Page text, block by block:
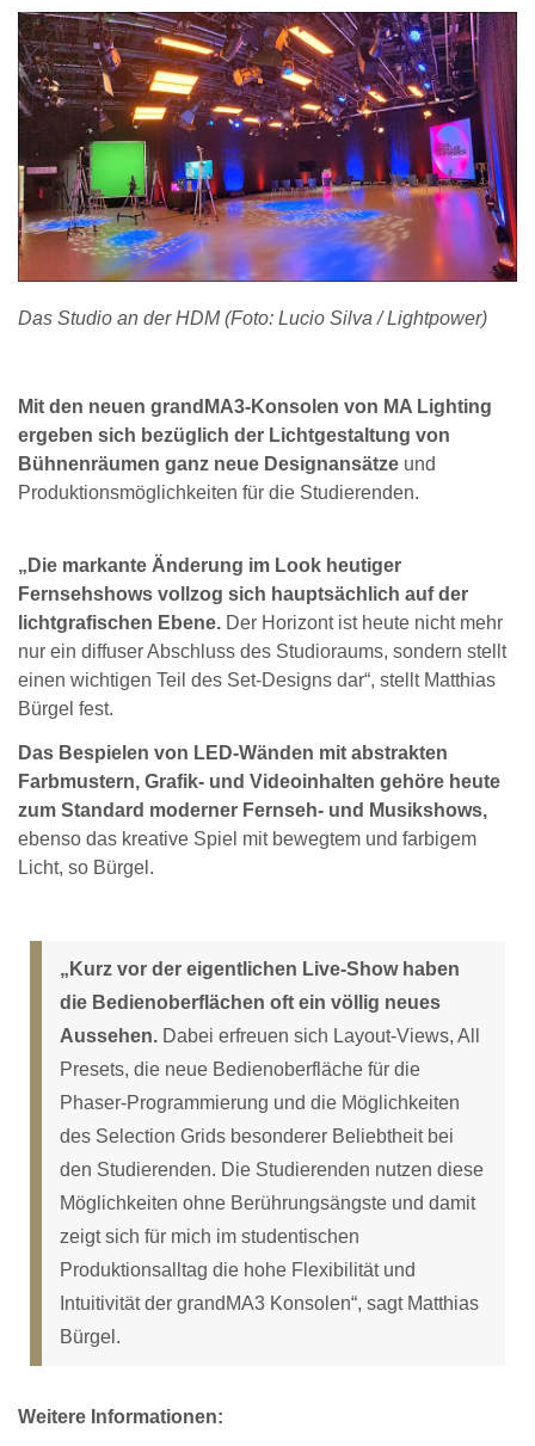
Das Studio an der HDM (Foto: Lucio Silva / Lightpower)
Mit den neuen grandMA3-Konsolen von MA Lighting
ergeben sich bezüglich der Lichtgestaltung von
Bühnenräumen ganz neue Designansätze und
Produktionsmöglichkeiten für die Studierenden.
„Die markante Änderung im Look heutiger
Fernsehshows vollzog sich hauptsächlich auf der
lichtgrafischen Ebene. Der Horizont ist heute nicht mehr
nur ein diffuser Abschluss des Studioraums, sondern stellt
einen wichtigen Teil des Set-Designs dar“, stellt Matthias
Bürgel fest.
Das Bespielen von LED-Wänden mit abstrakten
Farbmustern, Grafik- und Videoinhalten gehöre heute
zum Standard moderner Fernseh- und Musikshows,
ebenso das kreative Spiel mit bewegtem und farbigem
Licht, so Bürgel.
„Kurz vor der eigentlichen Live-Show haben
die Bedienoberflächen oft ein völlig neues
Aussehen. Dabei erfreuen sich Layout-Views, All
Presets, die neue Bedienoberfläche für die
Phaser-Programmierung und die Möglichkeiten
des Selection Grids besonderer Beliebtheit bei
den Studierenden. Die Studierenden nutzen diese
Möglichkeiten ohne Berührungsängste und damit
zeigt sich für mich im studentischen
Produktionsalltag die hohe Flexibilität und
Intuitivität der grandMA3 Konsolen“, sagt Matthias
Bürgel.
Weitere Informationen: